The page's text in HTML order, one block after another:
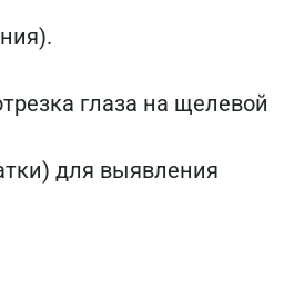
глаза на щелевой
для выявления